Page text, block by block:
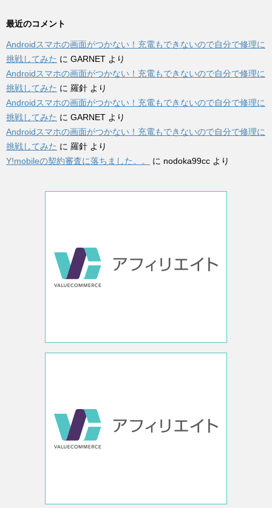
最近のコメント
Androidスマホの画面がつかない！充電もできないので自分で修理に
挑戦してみた に GARNET より
Androidスマホの画面がつかない！充電もできないので自分で修理に
挑戦してみた に 羅針 より
Androidスマホの画面がつかない！充電もできないので自分で修理に
挑戦してみた に GARNET より
Androidスマホの画面がつかない！充電もできないので自分で修理に
挑戦してみた に 羅針 より
Y!mobileの契約審査に落ちました。。
に nodoka99cc より